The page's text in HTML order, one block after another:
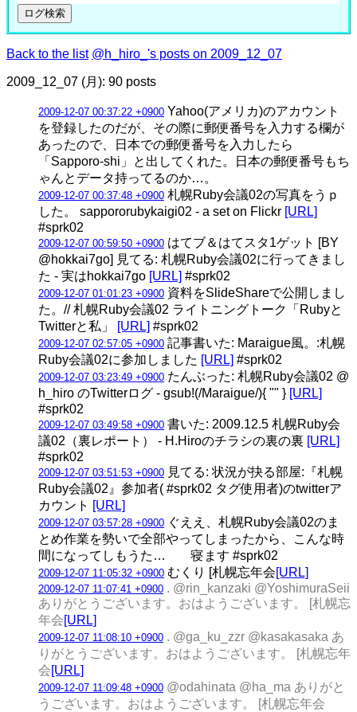
Back to the list @h_hiro_'s posts on 2009_12_07
2009_12_07 (月): 90 posts
2009-12-07 00:37:22 +0900 Yahoo(アメリカ)のアカウント
を登録したのだが、その際に郵便番号を入力する欄が
あったので、日本での郵便番号を入力したら
「Sapporo-shi」と出してくれた。日本の郵便番号もち
ゃんとデータ持ってるのか…。
2009-12-07 00:37:48 +0900 札幌Ruby会議02の写真をうｐ
した。 sappororubykaigi02 - a set on Flickr [URL]
#sprk02
2009-12-07 00:59:50 +0900 はてブ＆はてスタ1ゲット [BY
@hokkai7go] 見てる: 札幌Ruby会議02に行ってきまし
た - 実はhokkai7go [URL] #sprk02
2009-12-07 01:01:23 +0900 資料をSlideShareで公開しまし
た。// 札幌Ruby会議02 ライトニングトーク「Rubyと
Twitterと私」
[URL] #sprk02
2009-12-07 02:57:05 +0900 記事書いた: Maraigue風。:札幌
Ruby会議02に参加しました [URL] #sprk02
2009-12-07 03:23:49 +0900 たんぶった: 札幌Ruby会議02 @
h_hiro のTwitterログ - gsub!(/Maraigue/){ "" } [URL]
#sprk02
2009-12-07 03:49:58 +0900 書いた: 2009.12.5 札幌Ruby会
議02（裏レポート） - H.Hiroのチラシの裏の裏 [URL]
#sprk02
2009-12-07 03:51:53 +0900 見てる: 状況が抉る部屋:『札幌
Ruby会議02』参加者( #sprk02 タグ使用者)のtwitterア
カウント [URL]
2009-12-07 03:57:28 +0900 ぐええ、札幌Ruby会議02のま
とめ作業を勢いで全部やってしまったから、こんな時
間になってしもうた… 寝ます #sprk02
2009-12-07 11:05:32 +0900 むくり [札幌忘年会[URL]
2009-12-07 11:07:41 +0900 . @rin_kanzaki @YoshimuraSeii
ありがとうございます。おはようございます。 [札幌忘
年会[URL]
2009-12-07 11:08:10 +0900 . @ga_ku_zzr @kasakasaka あ
りがとうございます。おはようございます。 [札幌忘年
会[URL]
2009-12-07 11:09:48 +0900 @odahinata @ha_ma ありがと
うございます。おはようございます。 [札幌忘年会